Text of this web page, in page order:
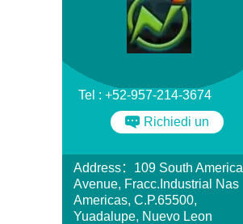
Tel : +52-957-214-3674
Richiedi un
Address：109 South America
Avenue, Fracc.Industrial Nas
Americas, C.P.65500,
Yuadalupe, Nuevo Leon